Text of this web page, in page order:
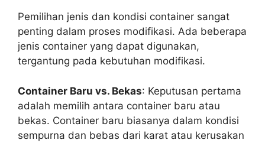
Pemilihan jenis dan kondisi container sangat
penting dalam proses modifikasi. Ada beberapa
jenis container yang dapat digunakan,
tergantung pada kebutuhan modifikasi.
Container Baru vs. Bekas: Keputusan pertama
adalah memilih antara container baru atau
bekas. Container baru biasanya dalam kondisi
sempurna dan bebas dari karat atau kerusakan